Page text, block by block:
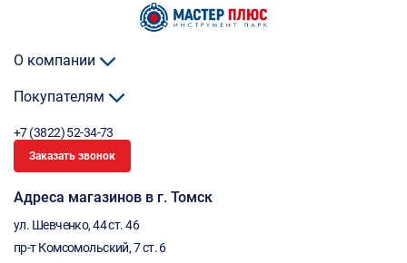
О компании
Покупателям
+7 (3822) 52-34-73
Заказать звонок
Адреса магазинов в г. Томск
ул. Шевченко, 44 ст. 46
пр-т Комсомольский, 7 ст. 6